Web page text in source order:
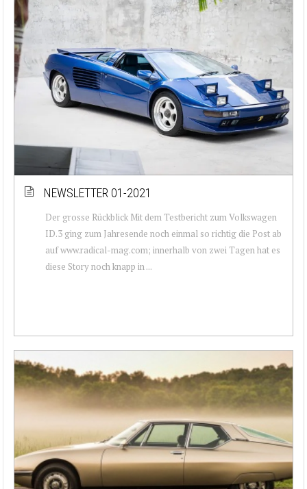
NEWSLETTER 01-2021
Der grosse Rückblick Mit dem Testbericht zum Volkswagen
ID.3 ging zum Jahresende noch einmal so richtig die Post ab
auf www.radical-mag.com; innerhalb von zwei Tagen hat es
diese Story noch knapp in ...